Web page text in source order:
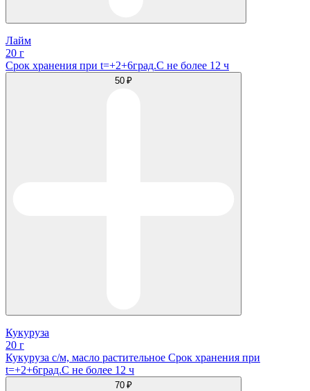
Лайм
20 г
Срок хранения при t=+2+6град.С не более 12 ч
50 ₽
Кукуруза
20 г
Кукуруза с/м, масло растительное Срок хранения при
t=+2+6град.С не более 12 ч
70 ₽